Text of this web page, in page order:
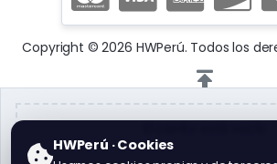
Copyright © 2026 HWPerú. Todos los
HWPerú · Cookies